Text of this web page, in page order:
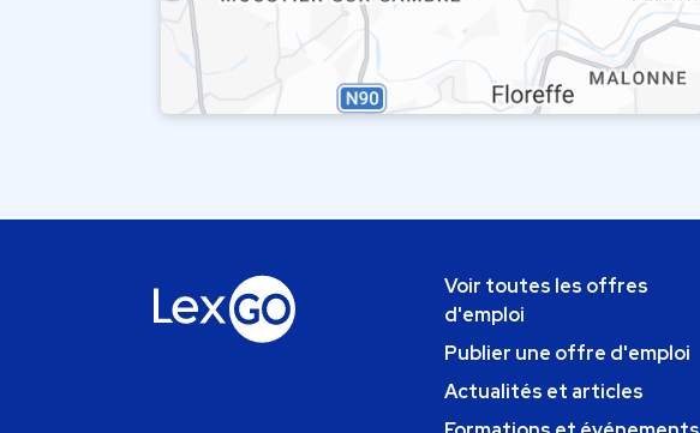
Voir toutes les offres
d'emploi
Publier une offre d'emploi
Actualités et articles